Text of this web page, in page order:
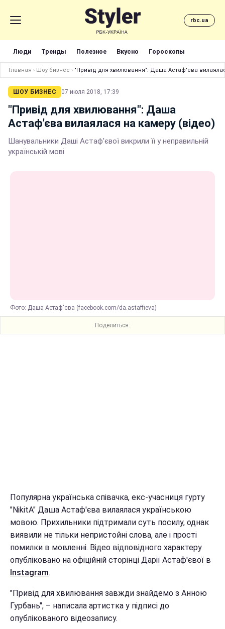
rbc.ua
Люди Тренды Полезное Вкусно Гороскопы
Главная › Шоу бизнес › "Привід для хвилювання": Даша Астаф'єва
ШОУ БИЗНЕС 07 июля 2018, 17:39
"Привід для хвилювання": Даша
Астаф'єва вилаялася на камеру (відео)
Шанувальники Даші Астаф'євої викрили її у неправильній
українській мові
Фото: Даша Астаф'єва (facebook.com/da.astaffieva)
Поделиться:
Популярна українська співачка, екс-учасниця гурту
"NikitA" Даша Астаф'єва вилаялася українською
мовою. Прихильники підтримали суть посилу, однак
виявили не тільки непристойні слова, але і прості
помилки в мовленні. Відео відповідного характеру
опубліковано на офіційній сторінці Дарії Астаф'євої в
Instagram.
"Привід для хвилювання завжди знайдемо з Анною
Гурбань", – написала артистка у підписі до
опублікованого відеозапису.